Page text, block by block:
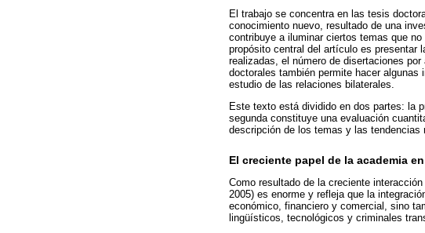
El trabajo se concentra en las tesis
conocimiento nuevo, resultado de una
contribuye a iluminar ciertos temas que
propósito central del artículo es presentar
realizadas, el número de disertaciones
doctorales también permite hacer
estudio de las relaciones bilaterales.
Este texto está dividido en dos partes: la
segunda constituye una evaluación
descripción de los temas y las tendencias
El creciente papel de la academia
Como resultado de la creciente
2005) es enorme y refleja que la
económico, financiero y comercial, sino
lingüísticos, tecnológicos y criminales